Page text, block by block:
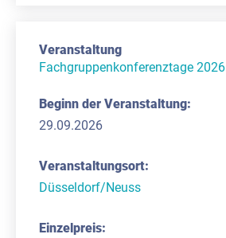
Fachgruppenkonferenztage 2026
29.09.2026
Düsseldorf/Neuss